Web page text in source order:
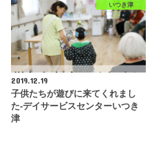
いつき津
2019.12.19
子供たちが遊びに来てくれまし
た-デイサービスセンターいつき
津